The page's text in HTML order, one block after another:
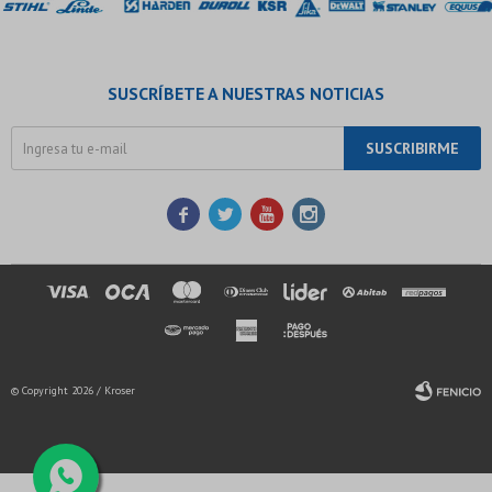
SUSCRÍBETE A NUESTRAS NOTICIAS
SUSCRIBIRME
   
© Copyright 2026 / Kroser